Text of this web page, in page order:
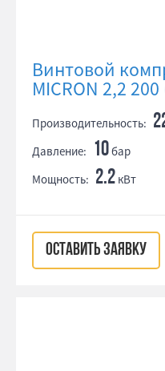
Винтовой
MICRON 2,2
Производительность:
Давление: 10бар
Мощность: 2.2 кВт
ОСТАВИТЬ ЗАЯВКУ